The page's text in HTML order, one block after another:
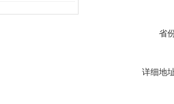
省
详细地